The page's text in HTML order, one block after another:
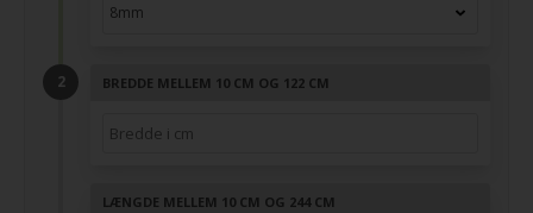
BREDDE MELLEM 10 CM OG 122 CM
LÆNGDE MELLEM 10 CM OG 244 CM